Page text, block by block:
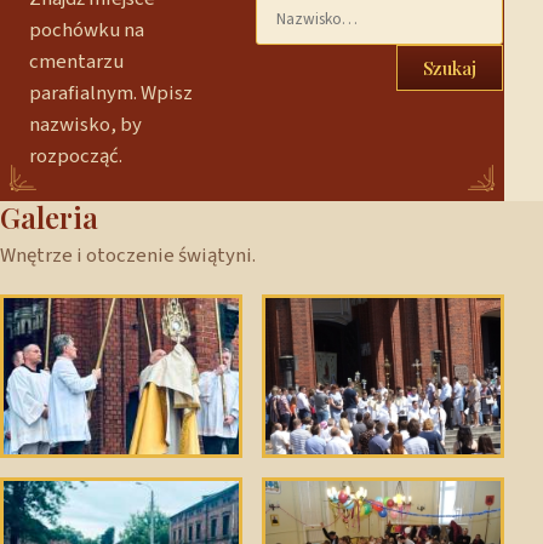
pochówku na
cmentarzu
parafialnym. Wpisz
nazwisko, by
rozpocząć.
Szukaj
Galeria
Wnętrze i otoczenie świątyni.